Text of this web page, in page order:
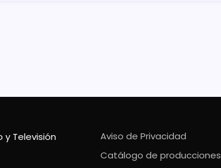
y Televisión
Aviso de Privacidad
Catálogo de producciones